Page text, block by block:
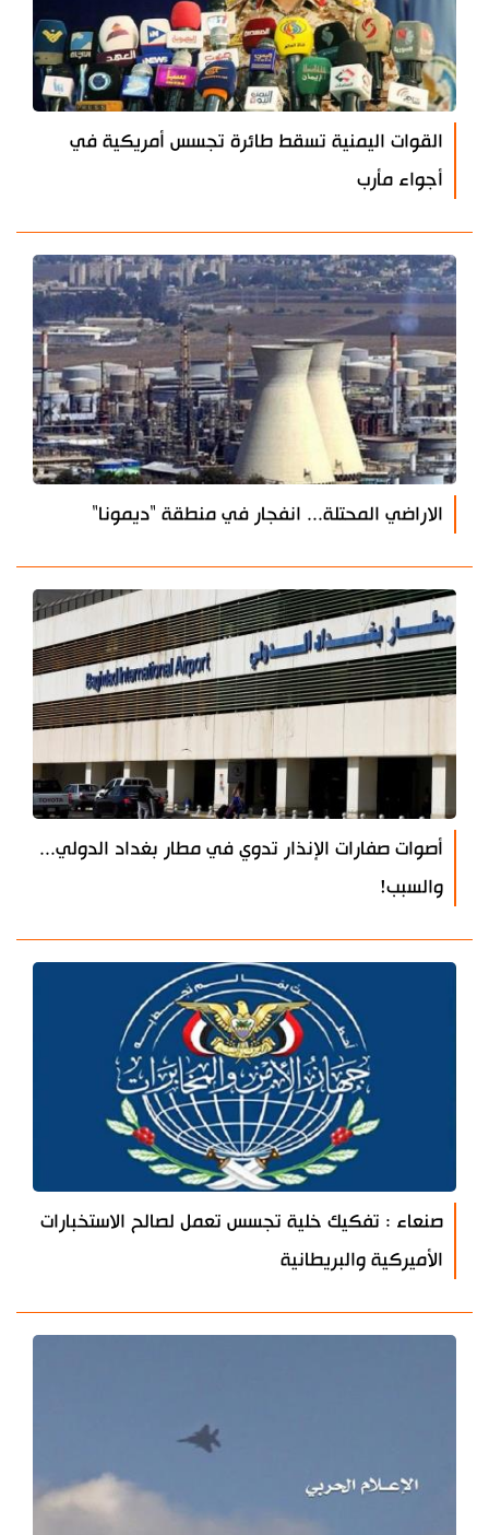
القوات اليمنية تسقط طائرة تجسس أمريكية في
أجواء مأرب
الاراضي المحتلة... انفجار في منطقة "ديمونا"
أصوات صفارات الإنذار تدوي في مطار بغداد الدولي...
والسبب!
صنعاء : تفكيك خلية تجسس تعمل لصالح الاستخبارات
الأميركية والبريطانية